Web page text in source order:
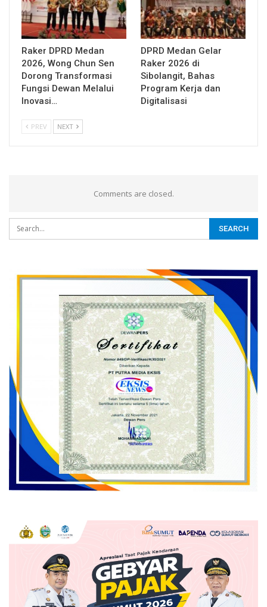
Raker DPRD Medan
2026, Wong Chun Sen
Dorong Transformasi
Fungsi Dewan Melalui
Inovasi…
DPRD Medan Gelar
Raker 2026 di
Sibolangit, Bahas
Program Kerja dan
Digitalisasi
PREV NEXT
Comments are closed.